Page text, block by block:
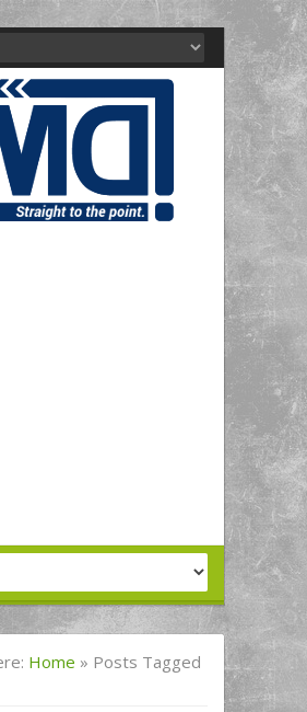
Home » Posts Tagged